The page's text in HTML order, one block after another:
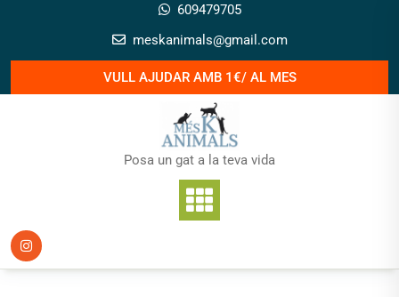
609479705
meskanimals@gmail.com
VULL AJUDAR AMB 1€/ AL MES
Posa un gat a la teva vida